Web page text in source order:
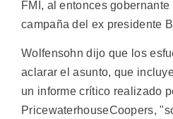
FMI, al entonces
campaña del ex presidente
Wolfensohn dijo que los
aclarar el asunto, que
un informe crítico realizado
PricewaterhouseCoopers,